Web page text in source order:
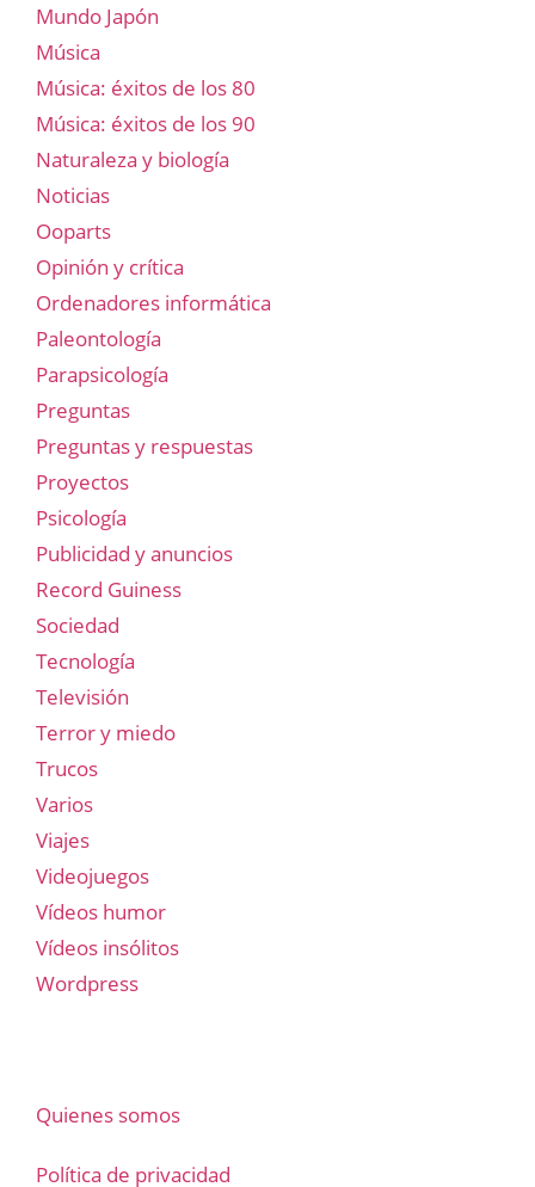
Mundo Japón
Música
Música: éxitos de los 80
Música: éxitos de los 90
Naturaleza y biología
Noticias
Ooparts
Opinión y crítica
Ordenadores informática
Paleontología
Parapsicología
Preguntas
Preguntas y respuestas
Proyectos
Psicología
Publicidad y anuncios
Record Guiness
Sociedad
Tecnología
Televisión
Terror y miedo
Trucos
Varios
Viajes
Videojuegos
Vídeos humor
Vídeos insólitos
Wordpress
Quienes somos
Política de privacidad